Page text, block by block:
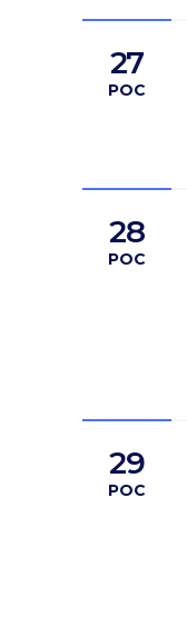
27
POC
28
POC
29
POC